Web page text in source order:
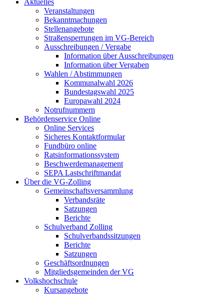
Aktuelles
Veranstaltungen
Bekanntmachungen
Stellenangebote
Straßensperrungen im VG-Bereich
Ausschreibungen / Vergabe
Information über Ausschreibungen
Information über Vergaben
Wahlen / Abstimmungen
Kommunalwahl 2026
Bundestagswahl 2025
Europawahl 2024
Notrufnummern
Behördenservice Online
Online Services
Sicheres Kontaktformular
Fundbüro online
Ratsinformationssystem
Beschwerdemanagement
SEPA Lastschriftmandat
Über die VG-Zolling
Gemeinschaftsversammlung
Verbandsräte
Satzungen
Berichte
Schulverband Zolling
Schulverbandssitzungen
Berichte
Satzungen
Geschäftsordnungen
Mitgliedsgemeinden der VG
Volkshochschule
Kursangebote